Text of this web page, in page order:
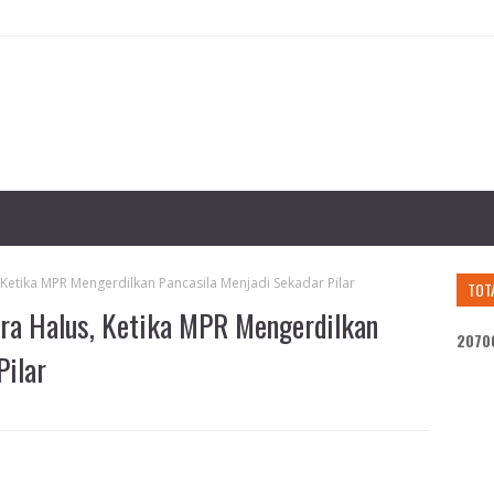
MPR Mengerdilkan Pancasila Menjadi Sekadar Pilar
Halus, Ketika MPR Mengerdilkan
2070